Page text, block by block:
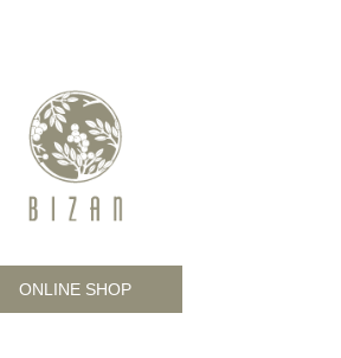
ONLINE SHOP